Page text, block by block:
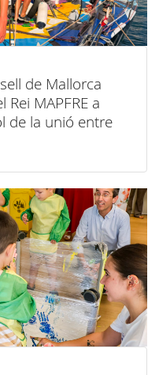
de Mallorca
MAPFRE a
de la unió entre